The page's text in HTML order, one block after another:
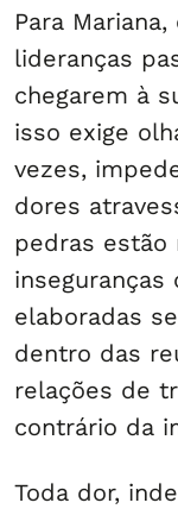
Para
lideranças
chegarem à
isso exige
vezes,
dores
pedras estão
inseguranças
elaboradas
dentro das
relações de
contrário da
Toda dor,